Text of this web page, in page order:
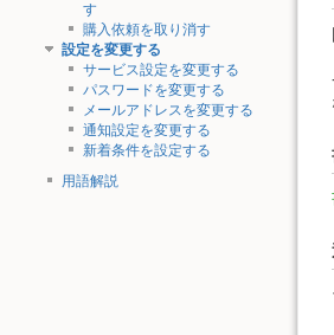
す
購入依頼を取り消す
設定を変更する
サービス設定を変更する
パスワードを変更する
メールアドレスを変更する
通知設定を変更する
新着条件を設定する
用語解説